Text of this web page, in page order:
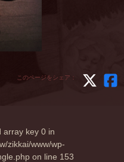
このページをシェア：
array key 0 in
zikkai/www/wp-
on line 153